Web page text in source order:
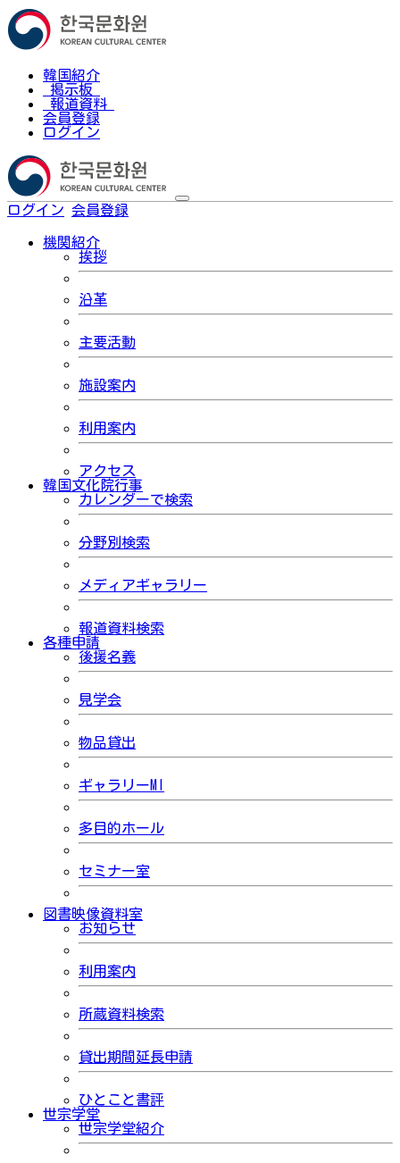
韓国紹介
掲示板
報道資料
会員登録
ログイン
ログイン 会員登録
機関紹介
挨拶
沿革
主要活動
施設案内
利用案内
アクセス
韓国文化院行事
カレンダーで検索
分野別検索
メディアギャラリー
報道資料検索
各種申請
後援名義
見学会
物品貸出
ギャラリーMI
多目的ホール
セミナー室
図書映像資料室
お知らせ
利用案内
所蔵資料検索
貸出期間延長申請
ひとこと書評
世宗学堂
世宗学堂紹介